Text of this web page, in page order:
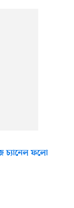
চ্যানেল ফলো